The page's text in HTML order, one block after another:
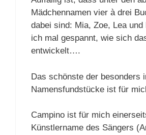
Mädchennamen vier à drei
dabei sind: Mia, Zoe, Lea und
ich mal gespannt, wie sich
entwickelt….
Das schönste der besonders
Namensfundstücke ist für
Campino ist für mich
Künstlername des Sängers